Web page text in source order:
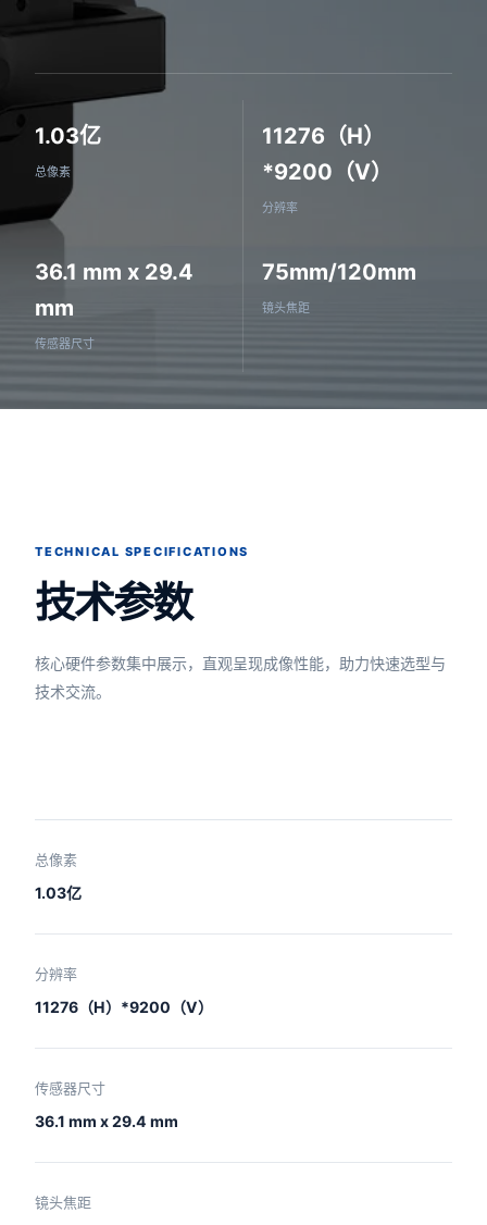
1.03亿
总像素
11276（H）
*9200（V）
分辨率
36.1 mm x 29.4
mm
传感器尺寸
75mm/120mm
镜头焦距
TECHNICAL SPECIFICATIONS
技术参数
核心硬件参数集中展示，直观呈现成像性能，助力快速选型与
技术交流。
总像素
1.03亿
分辨率
11276（H）*9200（V）
传感器尺寸
36.1 mm x 29.4 mm
镜头焦距